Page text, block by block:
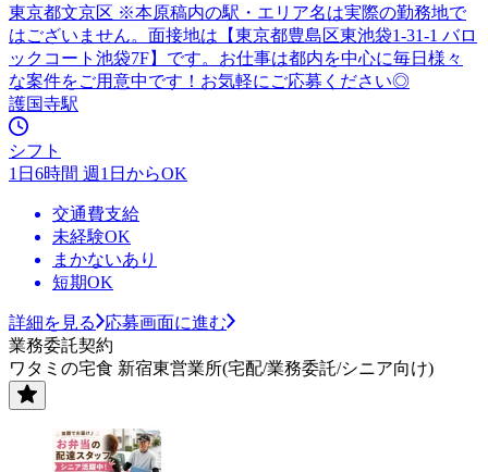
東京都文京区 ※本原稿内の駅・エリア名は実際の勤務地で
はございません。面接地は【東京都豊島区東池袋1-31-1 バロ
ックコート池袋7F】です。お仕事は都内を中心に毎日様々
な案件をご用意中です！お気軽にご応募ください◎
護国寺駅
シフト
1日6時間 週1日からOK
交通費支給
未経験OK
まかないあり
短期OK
詳細を見る
応募画面に進む
業務委託契約
ワタミの宅食 新宿東営業所(宅配/業務委託/シニア向け)